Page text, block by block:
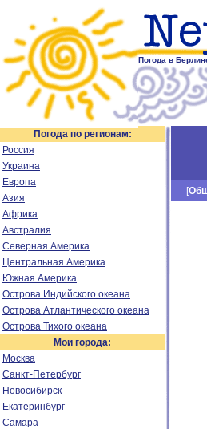
Погода в
Погода по регионам:
Россия
Украина
Европа
Азия
Африка
Австралия
Северная Америка
Центральная Америка
Южная Америка
Острова Индийского океана
Острова Атлантического океана
Острова Тихого океана
Мои города:
Москва
Санкт-Петербург
Новосибирск
Екатеринбург
Самара
[